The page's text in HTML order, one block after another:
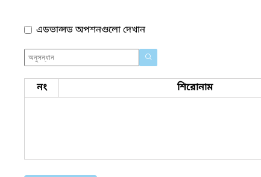
এডভান্সড অপশনগুলো দেখান
নং শিরোনাম